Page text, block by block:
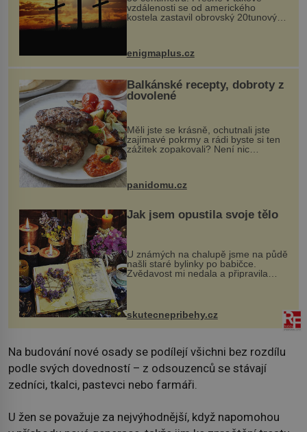
vzdálenosti se od amerického
kostela zastavil obrovský 20tunový
...
enigmaplus.cz
Balkánské recepty, dobroty z
dovolené
Měli jste se krásně, ochutnali jste
zajímavé pokrmy a rádi byste si ten
zážitek zopakovali? Není nic
snazšího. Pljeskavica (10 porcí)
Možná jste ji ochutnali na dovolené v
panidomu.cz
Jak jsem opustila svoje tělo
U známých na chalupě jsme na půdě
našli staré bylinky po babičce.
Zvědavost mi nedala a připravila
jsem si z nich lektvar… Zimní pobyt
na chalupě se pro mě vlastní vinou
změnil v děsivý zážitek, na kt...
skutecnepribehy.cz
Na budování nové osady se podílejí všichni bez rozdílu
podle svých dovedností – z odsouzenců se stávají
zedníci, tkalci, pastevci nebo farmáři.
U žen se považuje za nejvýhodnější, když napomohou